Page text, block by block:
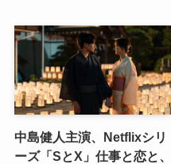
中島健人主演、Netflixシリ
ーズ「SとX」仕事と恋と、